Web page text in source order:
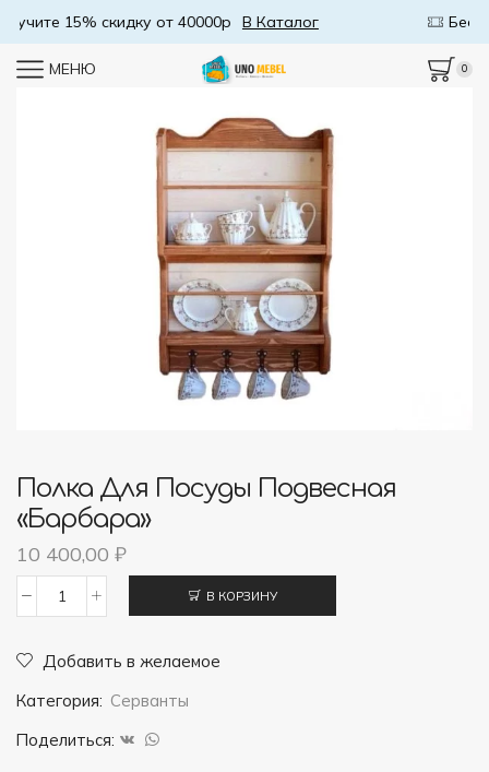
Бесплатная доставка от 50000р
МЕНЮ 0
Полка Для Посуды Подвесная
«Барбара»
10 400,00 ₽
Полка
для
посуды
В КОРЗИНУ
Добавить в желаемое
Категория: Серванты
Поделиться: